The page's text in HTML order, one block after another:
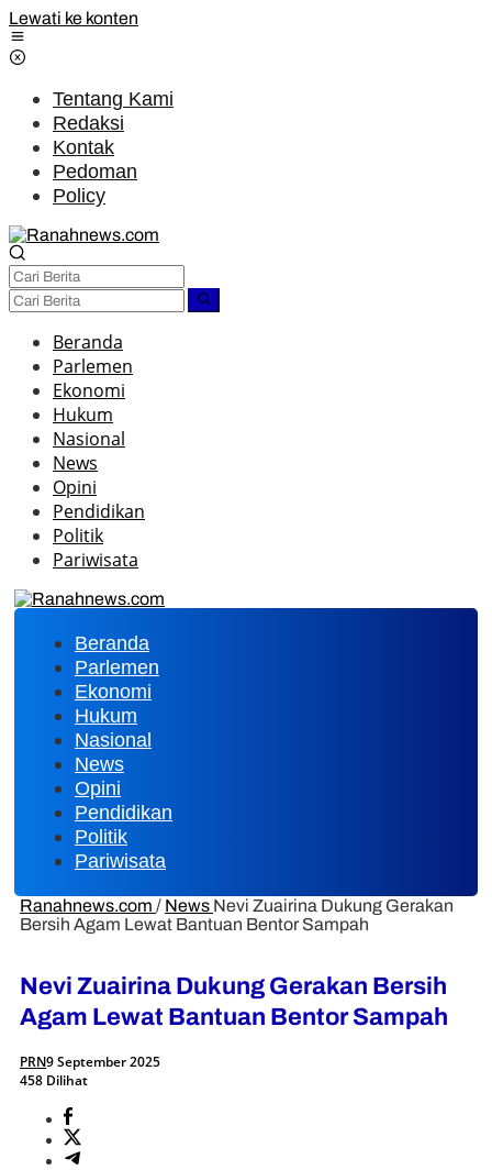
Lewati ke konten
Tentang Kami
Redaksi
Kontak
Pedoman
Policy
Beranda
Parlemen
Ekonomi
Hukum
Nasional
News
Opini
Pendidikan
Politik
Pariwisata
Beranda
Parlemen
Ekonomi
Hukum
Nasional
News
Opini
Pendidikan
Politik
Pariwisata
Ranahnews.com / News Nevi Zuairina Dukung Gerakan
Bersih Agam Lewat Bantuan Bentor Sampah
Nevi Zuairina Dukung Gerakan Bersih
Agam Lewat Bantuan Bentor Sampah
PRN9 September 2025
458 Dilihat